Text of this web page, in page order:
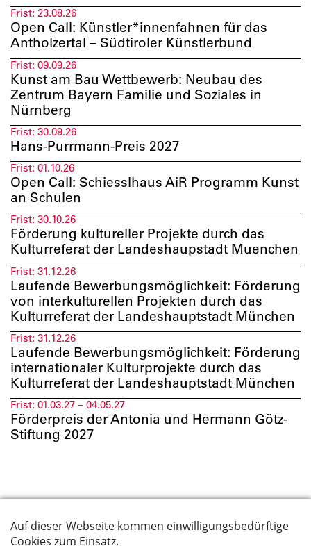
Frist: 23.08.26
Open Call: Künstler*innenfahnen für das
Antholzertal – Südtiroler Künstlerbund
Frist: 09.09.26
Kunst am Bau Wettbewerb: Neubau des
Zentrum Bayern Familie und Soziales in
Nürnberg
Frist: 30.09.26
Hans-Purrmann-Preis 2027
Frist: 01.10.26
Open Call: Schiesslhaus AiR Programm Kunst
an Schulen
Frist: 30.10.26
Förderung kultureller Projekte durch das
Kulturreferat der Landeshaupstadt Muenchen
Frist: 31.12.26
Laufende Bewerbungsmöglichkeit: Förderung
von interkulturellen Projekten durch das
Kulturreferat der Landeshauptstadt München
Frist: 31.12.26
Laufende Bewerbungsmöglichkeit: Förderung
internationaler Kulturprojekte durch das
Kulturreferat der Landeshauptstadt München
Frist: 01.03.27 – 04.05.27
Förderpreis der Antonia und Hermann Götz-
Stiftung 2027